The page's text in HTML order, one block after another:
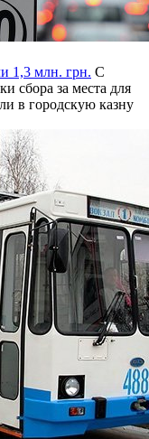
1,3 млн. грн. С
сбора за места для
в городскую казну